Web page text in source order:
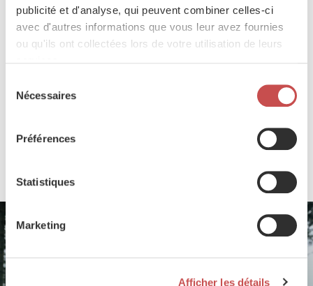
publicité et d'analyse, qui peuvent combiner celles-ci
avec d'autres informations que vous leur avez fournies
ou qu'ils ont collectées lors de votre utilisation de leurs
Nécessaires
Préférences
Statistiques
Marketing
Afficher les détails
Réserviste
stimulantes, où vous faites la différence.
Consultez toutes les offres d’emploi